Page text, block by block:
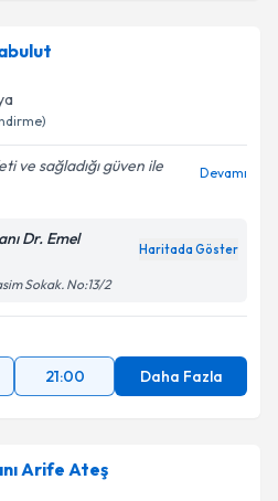
ve sağladığı güven ile
Devamı
Dr. Emel
Haritada Göster
Sokak. No:13/2
21:00 Daha Fazla
Arife Ateş